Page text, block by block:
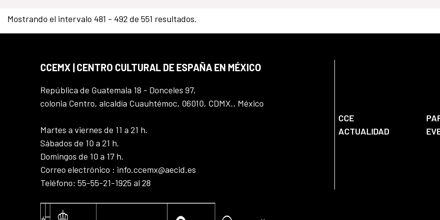
Mostrando el intervalo 481 - 492 de 551 resultados.
CCEMX | CENTRO CULTURAL DE ESPAÑA EN MÉXICO
República de Guatemala 18 - Donceles 97,
colonia Centro, alcaldía Cuauhtémoc, 06010, CDMX., México
Martes a viernes de 11 a 21 h.
Sábados de 10 a 21 h.
Domingos de 10 a 17 h.
Correo electrónico : info.ccemx@aecid.es
Teléfono: 55-55-21-1925 al 28
CCE
ACTUALIDAD